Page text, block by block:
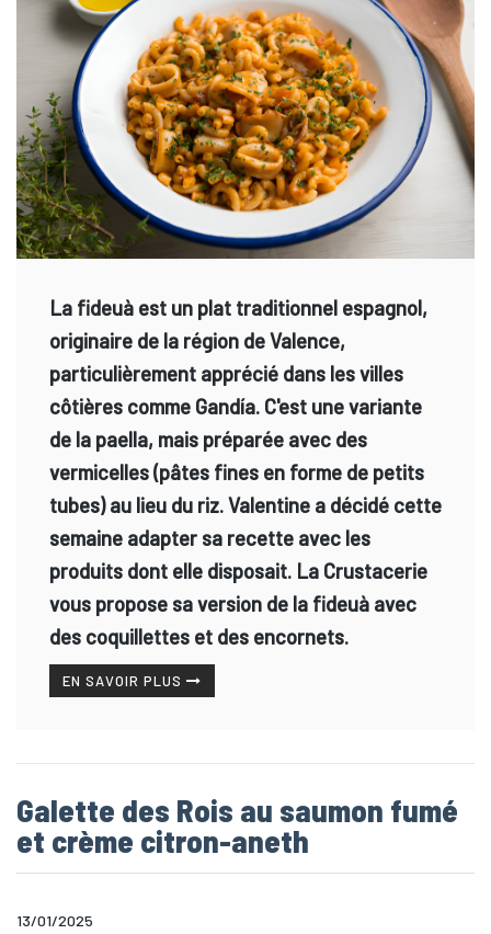
La fideuà est un plat traditionnel espagnol,
originaire de la région de Valence,
particulièrement apprécié dans les villes
côtières comme Gandía. C'est une variante
de la paella, mais préparée avec des
vermicelles (pâtes fines en forme de petits
tubes) au lieu du riz. Valentine a décidé cette
semaine adapter sa recette avec les
produits dont elle disposait. La Crustacerie
vous propose sa version de la fideuà avec
des coquillettes et des encornets.
EN SAVOIR PLUS
Galette des Rois au saumon fumé
et crème citron-aneth
13/01/2025